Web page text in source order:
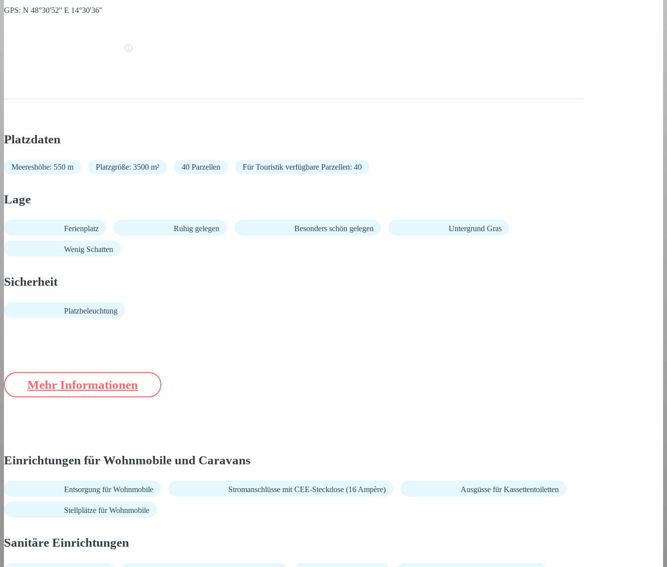
GPS: N 48°30'52'' E 14°30'36''
Platzdaten
Meereshöhe: 550 m Platzgröße: 3500 m² 40 Parzellen Für Touristik verfügbare Parzellen: 40
Lage
Ferienplatz Ruhig gelegen Besonders schön gelegen Untergrund Gras
Wenig Schatten
Sicherheit
Platzbeleuchtung
Mehr Informationen
Einrichtungen für Wohnmobile und Caravans
Entsorgung für Wohnmobile Stromanschlüsse mit CEE-Steckdose (16 Ampère) Ausgüsse für Kassettentoiletten
Stellplätze für Wohnmobile
Sanitäre Einrichtungen